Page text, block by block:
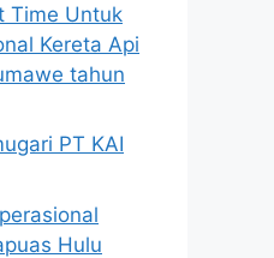
Time Untuk
Kereta Api
tahun
PT KAI
Hulu